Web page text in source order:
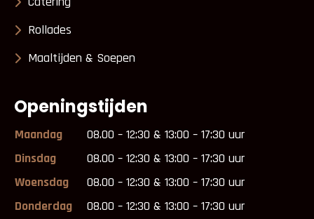
Rollades
Maaltijden & Soepen
Openingstijden
Maandag
08.00 – 12:30 & 13:00 – 17:30 uur
Dinsdag
08.00 – 12:30 & 13:00 – 17:30 uur
Woensdag
08.00 – 12:30 & 13:00 – 17:30 uur
Donderdag
08.00 – 12:30 & 13:00 – 17:30 uur